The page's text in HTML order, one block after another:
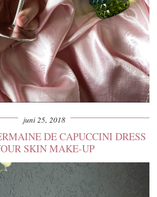
juni 25, 2018
DE CAPUCCINI DRESS
SKIN MAKE-UP